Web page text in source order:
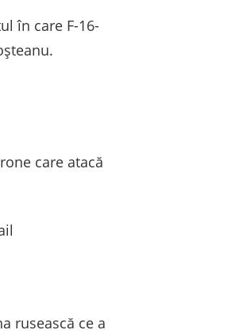
în care F-16-
care atacă
rusească ce a